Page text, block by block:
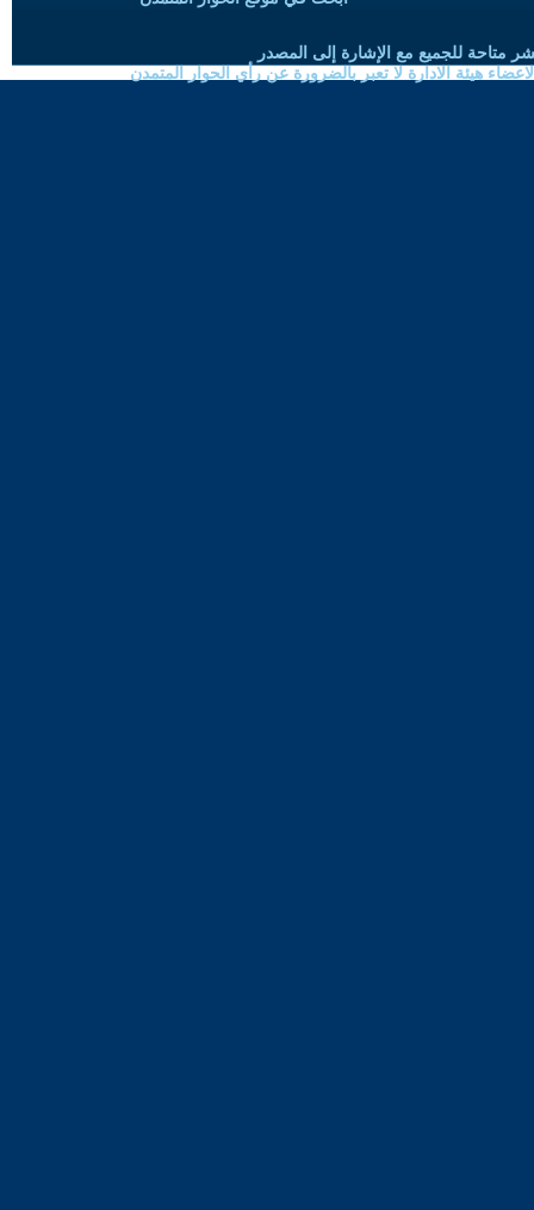
متاحة للجميع مع الإشارة إلى المصدر
هيئة الادارة لا تعبر بالضرورة عن رأي الحوار المتمدن